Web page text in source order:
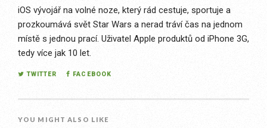
iOS vývojář na volné noze, který rád cestuje, sportuje a
prozkoumává svět Star Wars a nerad tráví čas na jednom
místě s jednou prací. Uživatel Apple produktů od iPhone 3G,
tedy více jak 10 let.
TWITTER FACEBOOK
YOU MIGHT ALSO LIKE